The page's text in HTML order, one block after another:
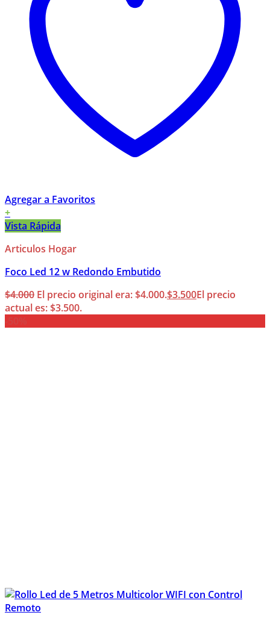
Agregar a Favoritos
+
Vista Rápida
Articulos Hogar
Foco Led 12 w Redondo Embutido
$4.000 El precio original era: $4.000.$3.500El precio
actual es: $3.500.